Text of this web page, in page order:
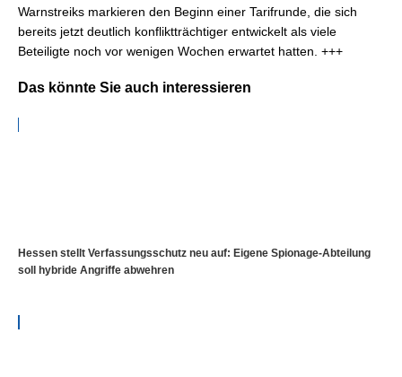
Warnstreiks markieren den Beginn einer Tarifrunde, die sich
bereits jetzt deutlich konfliktträchtiger entwickelt als viele
Beteiligte noch vor wenigen Wochen erwartet hatten. +++
Das könnte Sie auch interessieren
Hessen stellt Verfassungsschutz neu auf: Eigene Spionage-Abteilung
soll hybride Angriffe abwehren